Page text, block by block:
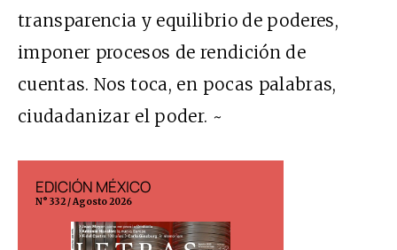
transparencia y equilibrio de poderes,
imponer procesos de rendición de
cuentas. Nos toca, en pocas palabras,
ciudadanizar el poder. ~
EDICIÓN MÉXICO
N° 332 / Agosto 2026